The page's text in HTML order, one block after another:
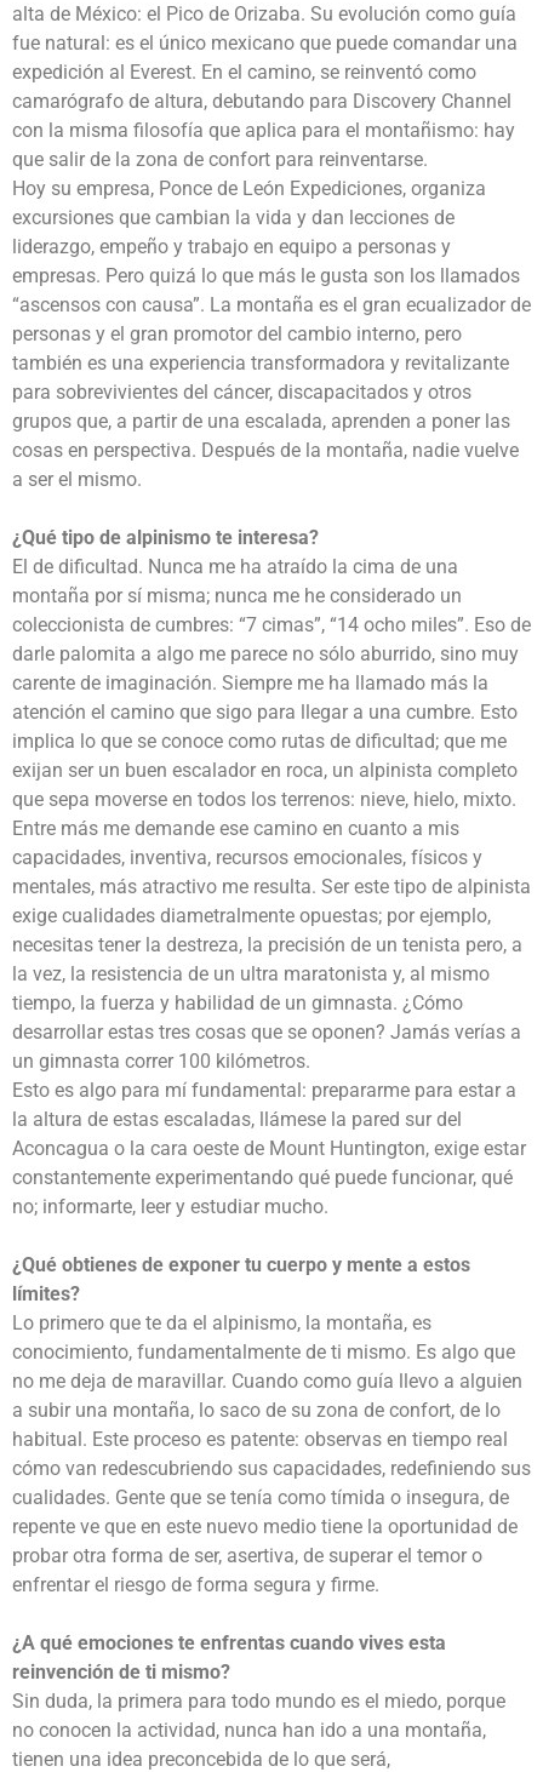
alta de México: el Pico de Orizaba. Su evolución como guía
fue natural: es el único mexicano que puede comandar una
expedición al Everest. En el camino, se reinventó como
camarógrafo de altura, debutando para Discovery Channel
con la misma filosofía que aplica para el montañismo: hay
que salir de la zona de confort para reinventarse.
Hoy su empresa, Ponce de León Expediciones, organiza
excursiones que cambian la vida y dan lecciones de
liderazgo, empeño y trabajo en equipo a personas y
empresas. Pero quizá lo que más le gusta son los llamados
“ascensos con causa”. La montaña es el gran ecualizador de
personas y el gran promotor del cambio interno, pero
también es una experiencia transformadora y revitalizante
para sobrevivientes del cáncer, discapacitados y otros
grupos que, a partir de una escalada, aprenden a poner las
cosas en perspectiva. Después de la montaña, nadie vuelve
a ser el mismo.
¿Qué tipo de alpinismo te interesa?
El de dificultad. Nunca me ha atraído la cima de una
montaña por sí misma; nunca me he considerado un
coleccionista de cumbres: “7 cimas”, “14 ocho miles”. Eso de
darle palomita a algo me parece no sólo aburrido, sino muy
carente de imaginación. Siempre me ha llamado más la
atención el camino que sigo para llegar a una cumbre. Esto
implica lo que se conoce como rutas de dificultad; que me
exijan ser un buen escalador en roca, un alpinista completo
que sepa moverse en todos los terrenos: nieve, hielo, mixto.
Entre más me demande ese camino en cuanto a mis
capacidades, inventiva, recursos emocionales, físicos y
mentales, más atractivo me resulta. Ser este tipo de alpinista
exige cualidades diametralmente opuestas; por ejemplo,
necesitas tener la destreza, la precisión de un tenista pero, a
la vez, la resistencia de un ultra maratonista y, al mismo
tiempo, la fuerza y habilidad de un gimnasta. ¿Cómo
desarrollar estas tres cosas que se oponen? Jamás verías a
un gimnasta correr 100 kilómetros.
Esto es algo para mí fundamental: prepararme para estar a
la altura de estas escaladas, llámese la pared sur del
Aconcagua o la cara oeste de Mount Huntington, exige estar
constantemente experimentando qué puede funcionar, qué
no; informarte, leer y estudiar mucho.
¿Qué obtienes de exponer tu cuerpo y mente a estos
límites?
Lo primero que te da el alpinismo, la montaña, es
conocimiento, fundamentalmente de ti mismo. Es algo que
no me deja de maravillar. Cuando como guía llevo a alguien
a subir una montaña, lo saco de su zona de confort, de lo
habitual. Este proceso es patente: observas en tiempo real
cómo van redescubriendo sus capacidades, redefiniendo sus
cualidades. Gente que se tenía como tímida o insegura, de
repente ve que en este nuevo medio tiene la oportunidad de
probar otra forma de ser, asertiva, de superar el temor o
enfrentar el riesgo de forma segura y firme.
¿A qué emociones te enfrentas cuando vives esta
reinvención de ti mismo?
Sin duda, la primera para todo mundo es el miedo, porque
no conocen la actividad, nunca han ido a una montaña,
tienen una idea preconcebida de lo que será,